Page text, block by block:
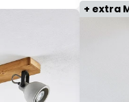
+ extra